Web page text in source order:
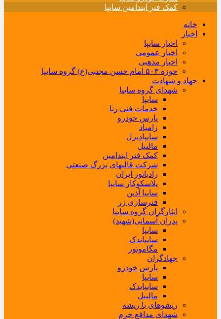
کمک فنر ایندامین سایپا
خانه
اخبار
اخبار سایپا
اخبار عمومی
اخبار مذهبی
حوزه ۵۰۳ امام حسن مجتبی(ع) گروه سایپا
جهاد و شهادت
شهدای گروه سایپا
سایپا
خدمات فنی رنا
پارس خودرو
زامیاد
سایپادیزل
مالیبل
کمک فنر ایندامین
شرکت قالبهای بزرگ صنعتی
رادیاتور ایران
پلاسکوکار سایپا
سایپا آذین
فنرسازی زر
ایثارگران گروه سایپا
پدران آسمانی(شهید)
سایپا
سایپایدک
مگاموتور
جهادگران
پارس خودرو
سایپا
سایپایدک
مالیبل
ریشوهای با ریشه
شهدای مدافع حرم